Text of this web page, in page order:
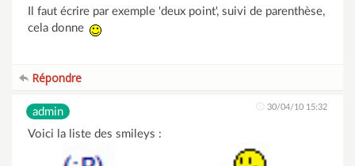
Il faut écrire par exemple 'deux point', suivi de parenthèse,
cela donne
Répondre
admin 30/04/10 15:32
Voici la liste des smileys :